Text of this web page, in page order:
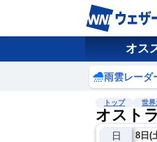
オス
雨雲レーダ
トップ 世界
オスト
日
8日(